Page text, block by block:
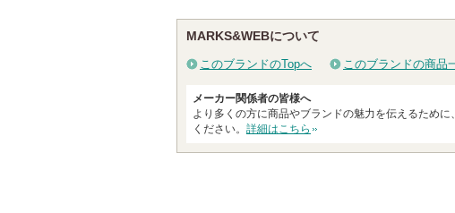
MARKS&WEBについて
このブランドのTopへ このブランドの商品
メーカー関係者の皆様へ
より多くの方に商品やブランドの魅力を伝えるため
ください。 詳細はこちら